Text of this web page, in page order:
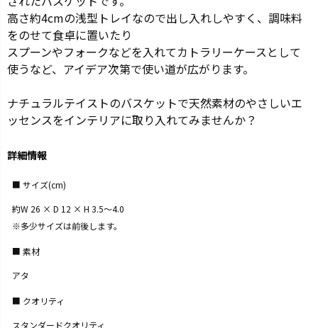
高さ約4cmの浅型トレイなので出し入れしやすく、調味料
をのせて食卓に置いたり
スプーンやフォークなどを入れてカトラリーケースとして
使うなど、アイデア次第で使い道が広がります。
ナチュラルテイストのバスケットで天然素材のやさしいエ
ッセンスをインテリアに取り入れてみませんか？
詳細情報
サイズ(cm)
約W 26 × D 12 × H 3.5〜4.0
※多少サイズは前後します。
素材
アタ
クオリティ
スタンダードクオリティ